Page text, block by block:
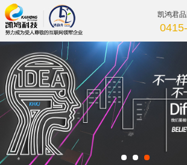
凯鸿君品